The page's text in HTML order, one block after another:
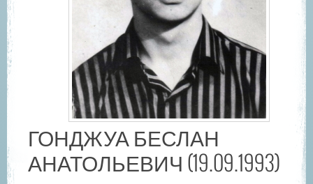
ГОНДЖУА БЕСЛАН
АНАТОЛЬЕВИЧ (19.09.1993)